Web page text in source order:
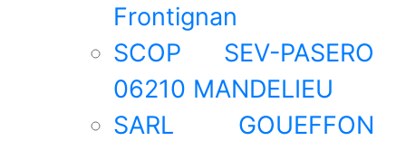
Frontignan
SCOP SEV-PASERO
06210 MANDELIEU
SARL GOUEFFON